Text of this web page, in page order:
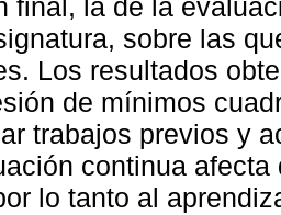
final, la de la
sobre las
Los resultados
de mínimos
trabajos previos y
continua
lo tanto al